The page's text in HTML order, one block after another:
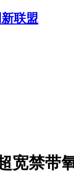
宽禁带